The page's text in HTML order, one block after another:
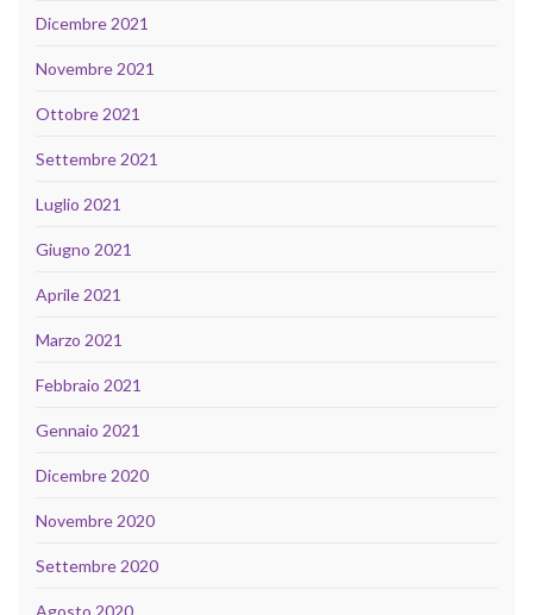
Dicembre 2021
Novembre 2021
Ottobre 2021
Settembre 2021
Luglio 2021
Giugno 2021
Aprile 2021
Marzo 2021
Febbraio 2021
Gennaio 2021
Dicembre 2020
Novembre 2020
Settembre 2020